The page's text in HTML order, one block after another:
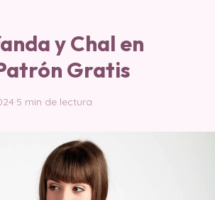
y Chal en
Gratis
·5 min de lectura